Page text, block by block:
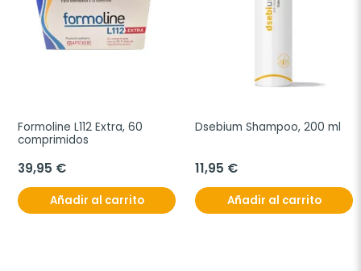
Formoline L112 Extra, 60
comprimidos
39,95 €
Añadir al carrito
Dsebium Shampoo, 200 ml
11,95 €
Añadir al carrito